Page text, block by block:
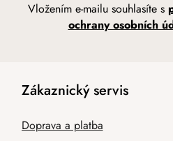
Vložením e-mailu souhlasíte s
ochrany osobních
Zákaznický servis
Doprava a platba